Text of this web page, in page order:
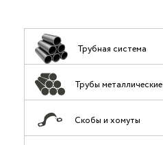
Трубная система
Трубы металлические
Скобы и хомуты